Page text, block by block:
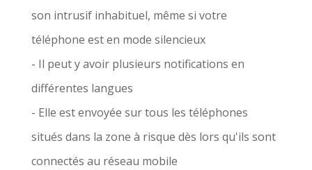
son intrusif inhabituel, même si votre
téléphone est en mode silencieux
- Il peut y avoir plusieurs notifications en
différentes langues
- Elle est envoyée sur tous les téléphones
situés dans la zone à risque dès lors qu'ils sont
connectés au réseau mobile